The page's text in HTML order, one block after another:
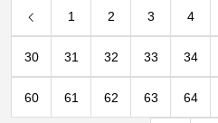
1 2 3 4
30 31 32 33 34
60 61 62 63 64